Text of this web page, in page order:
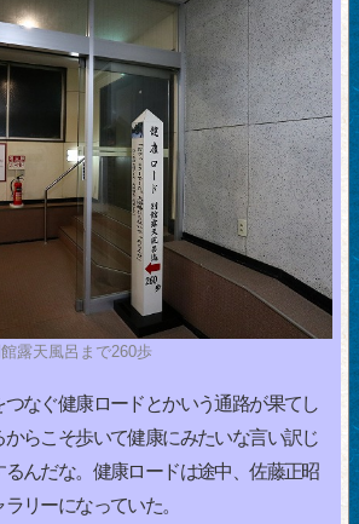
露天風呂まで260歩
つなぐ健康ロードとかいう通路が果てし
らこそ歩いて健康にみたいな言い訳じ
んだな。健康ロードは途中、佐藤正昭
リーになっていた。